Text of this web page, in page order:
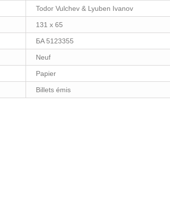
Todor Vulchev & Lyuben Ivanov
131 x 65
БA 5123355
Neuf
Papier
Billets émis